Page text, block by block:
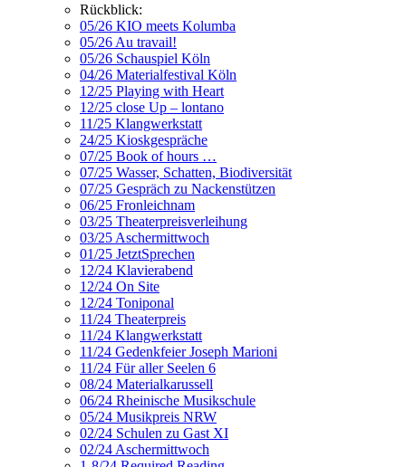
Rückblick:
05/26 KIO meets Kolumba
05/26 Au travail!
05/26 Schauspiel Köln
04/26 Materialfestival Köln
12/25 Playing with Heart
12/25 close Up – lontano
11/25 Klangwerkstatt
24/25 Kioskgespräche
07/25 Book of hours …
07/25 Wasser, Schatten, Biodiversität
07/25 Gespräch zu Nackenstützen
06/25 Fronleichnam
03/25 Theaterpreisverleihung
03/25 Aschermittwoch
01/25 JetztSprechen
12/24 Klavierabend
12/24 On Site
12/24 Toniponal
11/24 Theaterpreis
11/24 Klangwerkstatt
11/24 Gedenkfeier Joseph Marioni
11/24 Für aller Seelen 6
08/24 Materialkarussell
06/24 Rheinische Musikschule
05/24 Musikpreis NRW
02/24 Schulen zu Gast XI
02/24 Aschermittwoch